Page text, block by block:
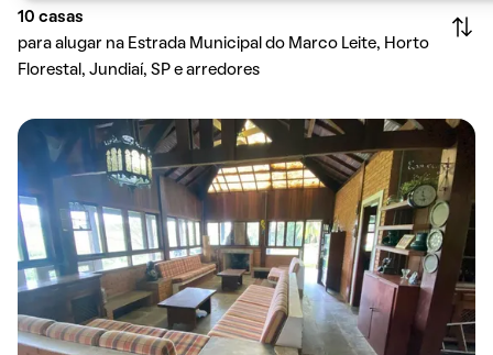
10 casas
para alugar na Estrada Municipal do Marco Leite, Horto
Florestal, Jundiaí, SP e arredores